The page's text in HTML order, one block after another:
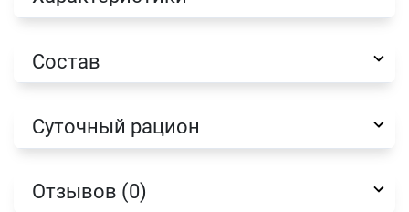
Состав
Суточный рацион
Отзывов (0)
Продолжить покупки
E-mail